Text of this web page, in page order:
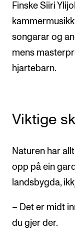
Forskningsetikk
KONSERTER
Arrangementer
Låne utstyr –
Finske Siiri
songarar og
mens
hjartebarn.
Viktige
Naturen har
opp på ein
landsbygda,
– Det er midt
du gjer der.